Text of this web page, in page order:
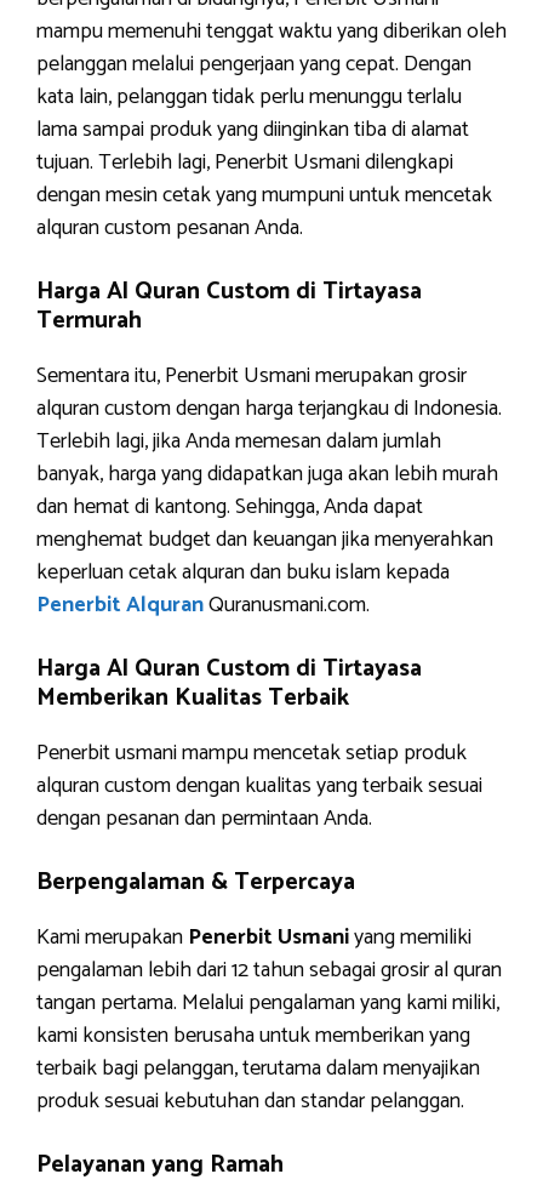
mampu memenuhi tenggat waktu yang diberikan oleh
pelanggan melalui pengerjaan yang cepat. Dengan
kata lain, pelanggan tidak perlu menunggu terlalu
lama sampai produk yang diinginkan tiba di alamat
tujuan. Terlebih lagi, Penerbit Usmani dilengkapi
dengan mesin cetak yang mumpuni untuk mencetak
alquran custom pesanan Anda.
Harga Al Quran Custom di Tirtayasa
Termurah
Sementara itu, Penerbit Usmani merupakan grosir
alquran custom dengan harga terjangkau di Indonesia.
Terlebih lagi, jika Anda memesan dalam jumlah
banyak, harga yang didapatkan juga akan lebih murah
dan hemat di kantong. Sehingga, Anda dapat
menghemat budget dan keuangan jika menyerahkan
keperluan cetak alquran dan buku islam kepada
Penerbit AlquranQuranusmani.com.
Harga Al Quran Custom di Tirtayasa
Memberikan Kualitas Terbaik
Penerbit usmani mampu mencetak setiap produk
alquran custom dengan kualitas yang terbaik sesuai
dengan pesanan dan permintaan Anda.
Berpengalaman & Terpercaya
Kami merupakan Penerbit Usmaniyang memiliki
pengalaman lebih dari 12 tahun sebagai grosir al quran
tangan pertama. Melalui pengalaman yang kami miliki,
kami konsisten berusaha untuk memberikan yang
terbaik bagi pelanggan, terutama dalam menyajikan
produk sesuai kebutuhan dan standar pelanggan.
Pelayanan yang Ramah